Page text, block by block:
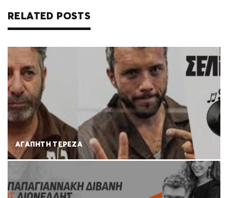
RELATED POSTS
ΑΓΑΠΗΤΗ ΤΕΡΕΖΑ